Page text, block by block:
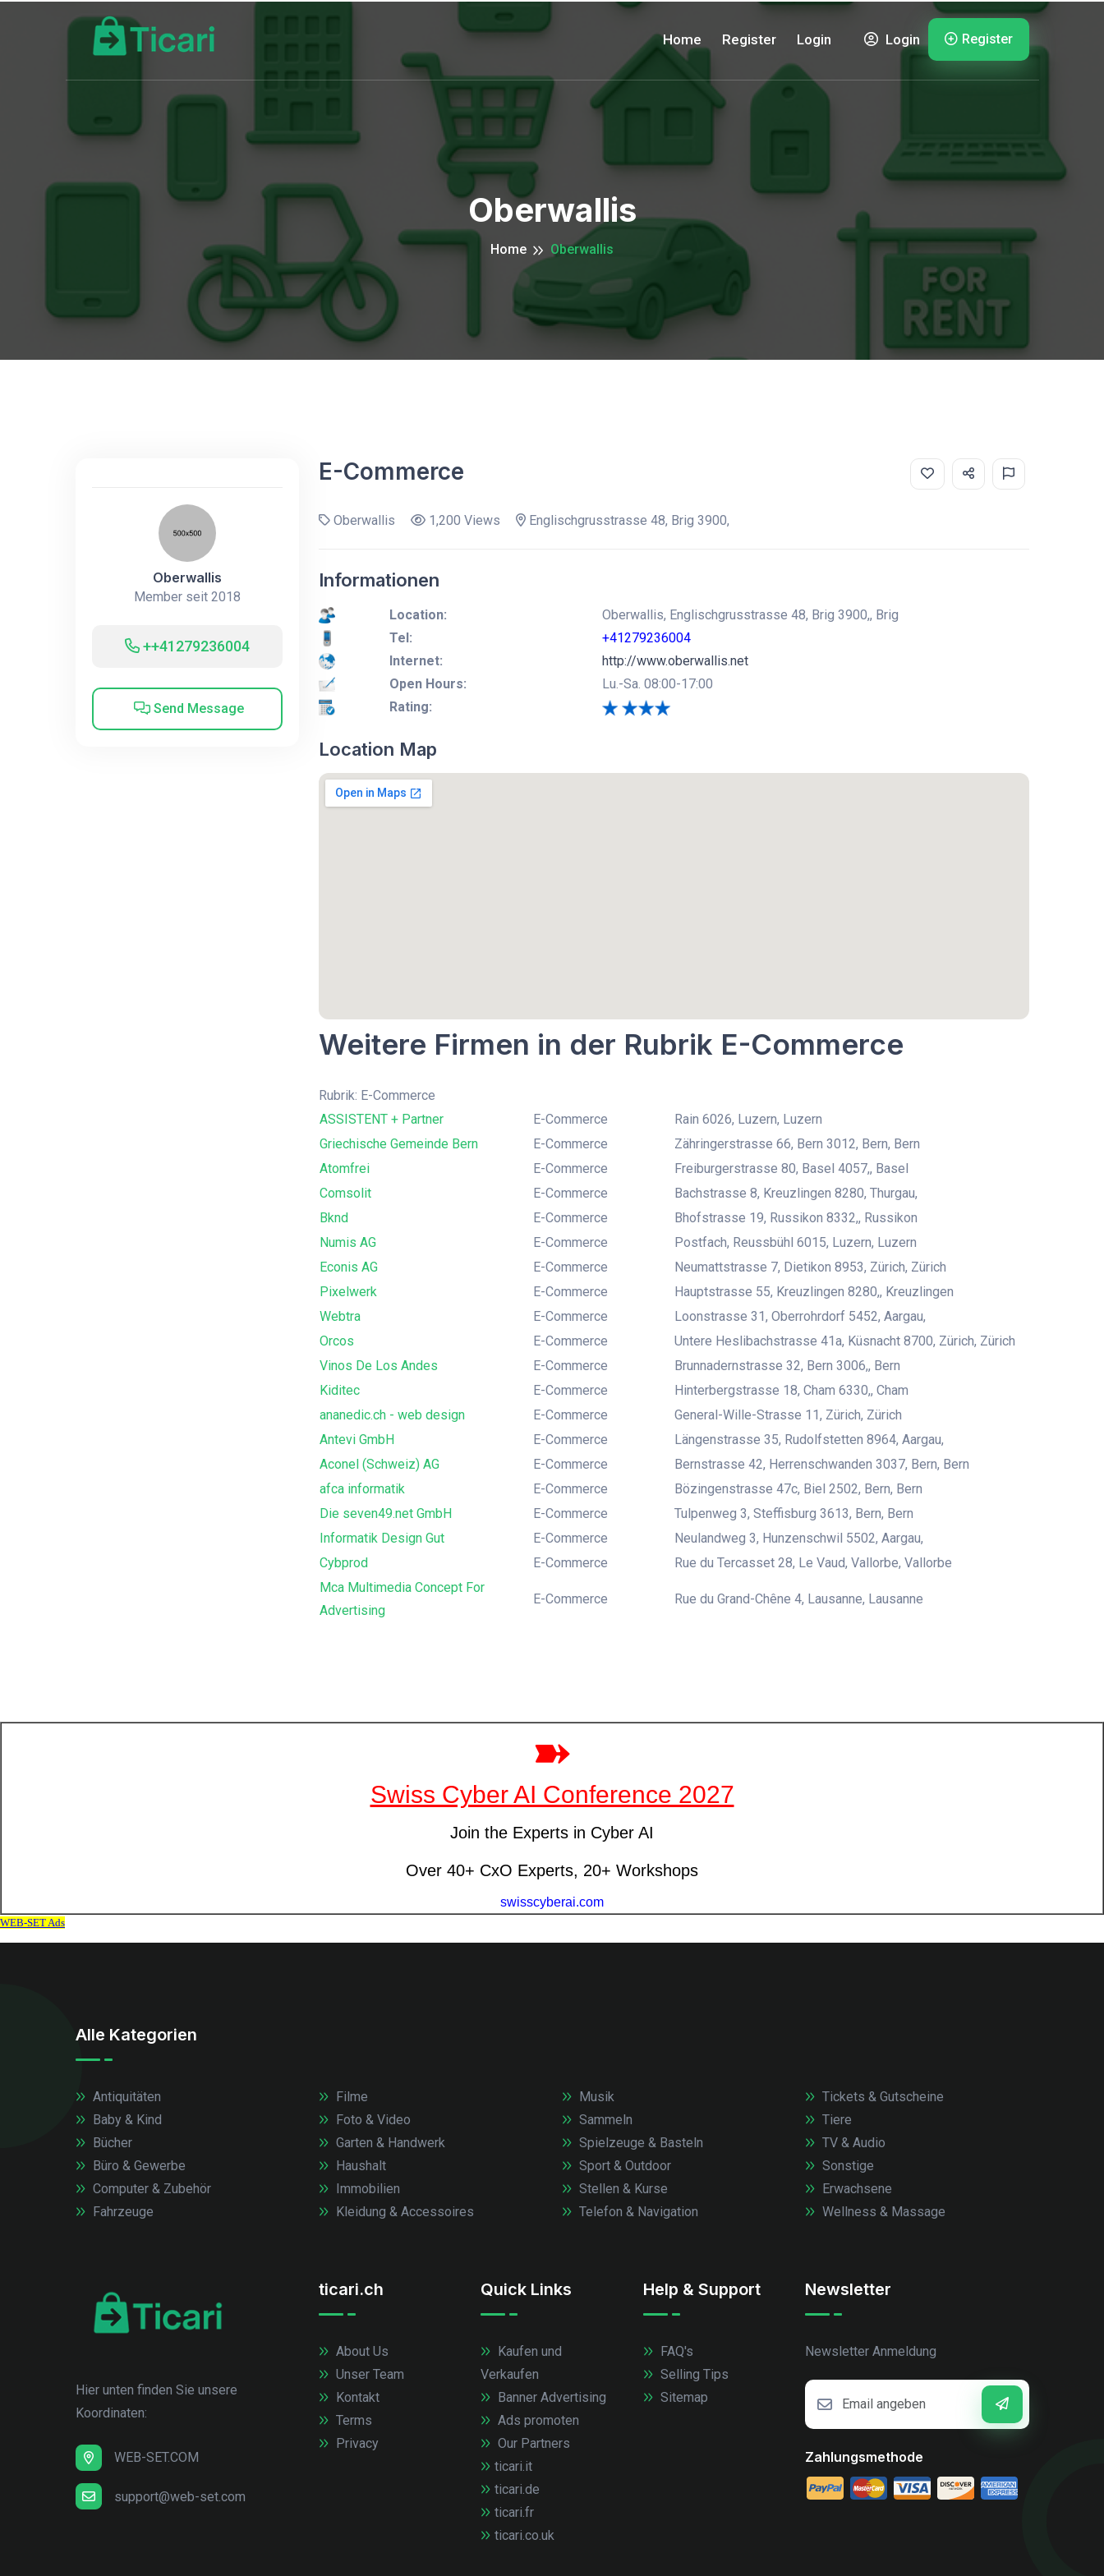
Home Register Login Login Register
Oberwallis
Home Oberwallis
Oberwallis
Member seit 2018
++41279236004
Send Message
E-Commerce
Oberwallis 1,200 Views Englischgrusstrasse 48, Brig 3900,
Informationen
Location:
Oberwallis, Englischgrusstrasse 48, Brig 3900,, Brig
Tel:
+41279236004
Internet:
http://www.oberwallis.net
Open Hours:
Lu.-Sa. 08:00-17:00
Rating:
Location Map
Weitere Firmen in der Rubrik E-Commerce
Rubrik: E-Commerce
ASSISTENT + Partner
E-Commerce
Rain 6026, Luzern, Luzern
Griechische Gemeinde Bern
E-Commerce
Zähringerstrasse 66, Bern 3012, Bern, Bern
Atomfrei
E-Commerce
Freiburgerstrasse 80, Basel 4057,, Basel
Comsolit
E-Commerce
Bachstrasse 8, Kreuzlingen 8280, Thurgau,
Bknd
E-Commerce
Bhofstrasse 19, Russikon 8332,, Russikon
Numis AG
E-Commerce
Postfach, Reussbühl 6015, Luzern, Luzern
Econis AG
E-Commerce
Neumattstrasse 7, Dietikon 8953, Zürich, Zürich
Pixelwerk
E-Commerce
Hauptstrasse 55, Kreuzlingen 8280,, Kreuzlingen
Webtra
E-Commerce
Loonstrasse 31, Oberrohrdorf 5452, Aargau,
Orcos
E-Commerce
Untere Heslibachstrasse 41a, Küsnacht 8700, Zürich, Zürich
Vinos De Los Andes
E-Commerce
Brunnadernstrasse 32, Bern 3006,, Bern
Kiditec
E-Commerce
Hinterbergstrasse 18, Cham 6330,, Cham
ananedic.ch - web design
E-Commerce
General-Wille-Strasse 11, Zürich, Zürich
Antevi GmbH
E-Commerce
Längenstrasse 35, Rudolfstetten 8964, Aargau,
Aconel (Schweiz) AG
E-Commerce
Bernstrasse 42, Herrenschwanden 3037, Bern, Bern
afca informatik
E-Commerce
Bözingenstrasse 47c, Biel 2502, Bern, Bern
Die seven49.net GmbH
E-Commerce
Tulpenweg 3, Steffisburg 3613, Bern, Bern
Informatik Design Gut
E-Commerce
Neulandweg 3, Hunzenschwil 5502, Aargau,
Cybprod
E-Commerce
Rue du Tercasset 28, Le Vaud, Vallorbe, Vallorbe
Mca Multimedia Concept For
Advertising
E-Commerce Rue du Grand-Chêne 4, Lausanne, Lausanne
Alle Kategorien
Antiquitäten
Baby & Kind
Bücher
Büro & Gewerbe
Computer & Zubehör
Fahrzeuge
Filme
Foto & Video
Garten & Handwerk
Haushalt
Immobilien
Kleidung & Accessoires
Musik
Sammeln
Spielzeuge & Basteln
Sport & Outdoor
Stellen & Kurse
Telefon & Navigation
Tickets & Gutscheine
Tiere
TV & Audio
Sonstige
Erwachsene
Wellness & Massage
Hier unten finden Sie unsere
Koordinaten:
WEB-SET.COM
support@web-set.com
ticari.ch
About Us
Unser Team
Kontakt
Terms
Privacy
Quick Links
Kaufen und
Verkaufen
Banner Advertising
Ads promoten
Our Partners
ticari.it
ticari.de
ticari.fr
ticari.co.uk
Help & Support
FAQ's
Selling Tips
Sitemap
Newsletter
Newsletter Anmeldung
Zahlungsmethode